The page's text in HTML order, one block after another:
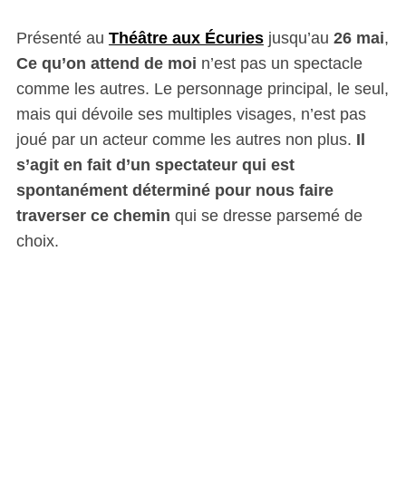
Présenté au Théâtre aux Écuriesjusqu’au 26 mai,
Ce qu’on attend de moi n’est pas un spectacle
comme les autres. Le personnage principal, le seul,
mais qui dévoile ses multiples visages, n’est pas
joué par un acteur comme les autres non plus. Il
s’agit en fait d’un spectateur qui est
spontanément déterminé pour nous faire
traverser ce chemin qui se dresse parsemé de
choix.